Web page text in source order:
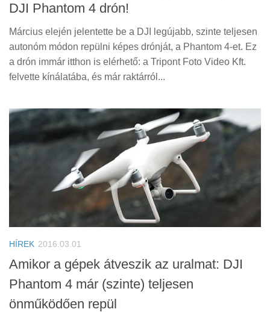
DJI Phantom 4 drón!
Március elején jelentette be a DJI legújabb, szinte teljesen
autonóm módon repülni képes drónját, a Phantom 4-et. Ez
a drón immár itthon is elérhető: a Tripont Foto Video Kft.
felvette kínálatába, és már raktárról...
HÍREK 2016.03.01
Amikor a gépek átveszik az uralmat: DJI
Phantom 4 már (szinte) teljesen
önműködően repül